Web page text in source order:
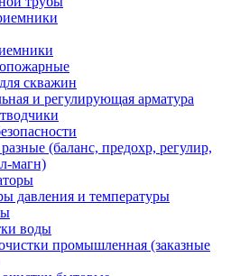
скважин
и регулирующая арматура
(баланс, предохр, регулир,
магн)
давления и температуры
воды
промышленная (заказные